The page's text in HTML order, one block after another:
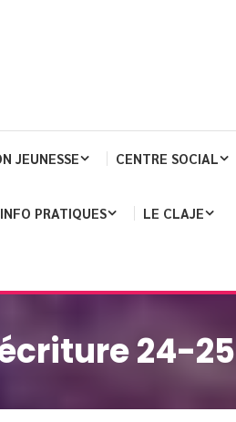
JEUNESSE CENTRE SOCIAL
INFO PRATIQUES LE CLAJE
24-25